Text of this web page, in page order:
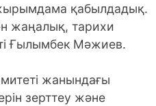
қабылдадық.
жаңалық, тарихи
Ғылымбек Мәжиев.
жанындағы
зерттеу және